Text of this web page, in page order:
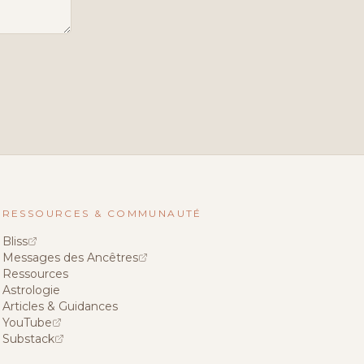
RESSOURCES & COMMUNAUTÉ
Bliss
Messages des Ancêtres
Ressources
Astrologie
Articles & Guidances
YouTube
Substack